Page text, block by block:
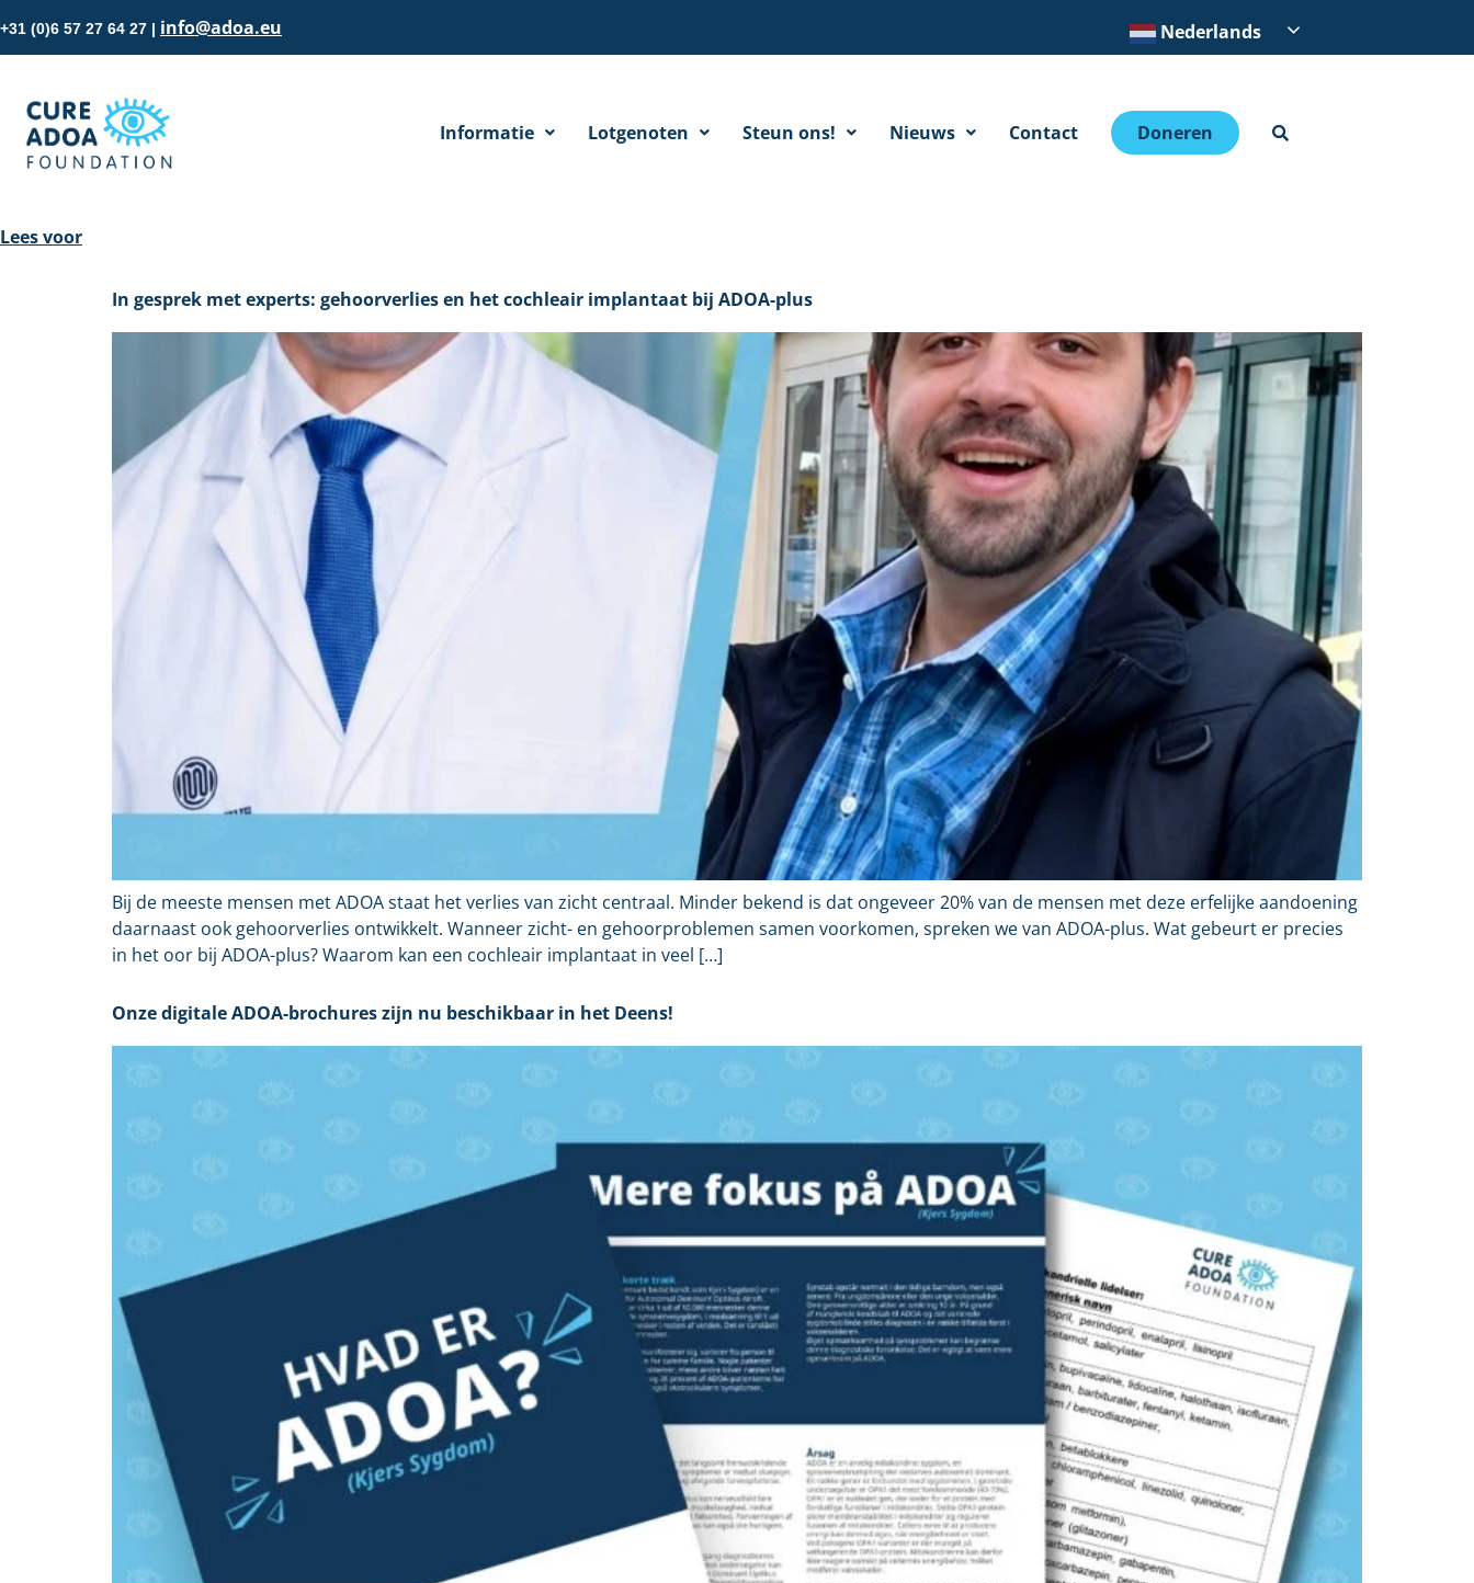
+31 (0)6 57 27 64 27 | info@adoa.eu Nederlands
Informatie Lotgenoten Steun ons! Nieuws Contact Doneren
Lees voor
In gesprek met experts: gehoorverlies en het cochleair implantaat bij ADOA-plus
Bij de meeste mensen met ADOA staat het verlies van zicht centraal. Minder bekend is dat ongeveer 20% van de mensen met deze erfelijke aandoening
daarnaast ook gehoorverlies ontwikkelt. Wanneer zicht- en gehoorproblemen samen voorkomen, spreken we van ADOA-plus. Wat gebeurt er precies
in het oor bij ADOA-plus? Waarom kan een cochleair implantaat in veel […]
Onze digitale ADOA-brochures zijn nu beschikbaar in het Deens!